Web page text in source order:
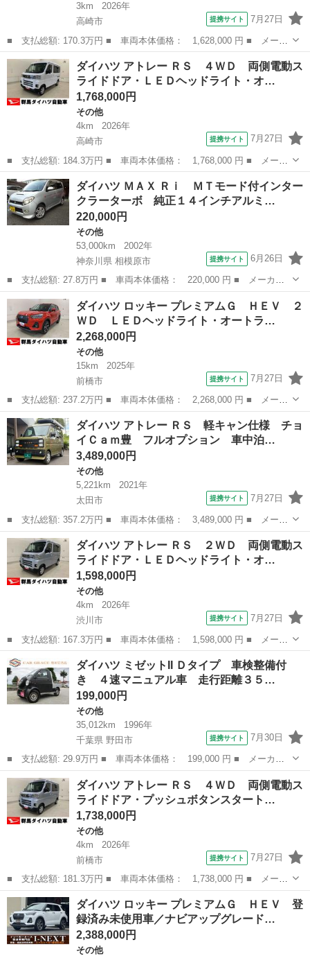
3km
2026年
高崎市
提携サイト 7月27日
■ 支払総額: 170.3万円 ■ 車両本体価格： 1,628,000 円 ■ メーカ
ー名： ダイハツ ■ 車種名： アトレー ■ グレード名： ＲＳ
２ＷＤ 両側電動スライドドア・ＬＥＤヘッドライト・オートライ
ト・オート...
群馬 高崎市 その他
ダイハツ アトレー ＲＳ ４ＷＤ 両側電動ス
ライドドア・ＬＥＤヘッドライト・オ…
1,768,000円
その他
4km
2026年
高崎市
提携サイト 7月27日
■ 支払総額: 184.3万円 ■ 車両本体価格： 1,768,000 円 ■ メーカ
ー名： ダイハツ ■ 車種名： アトレー ■ グレード名： ＲＳ
４ＷＤ 両側電動スライドドア・ＬＥＤヘッドライト・オートライ
ト・オート...
群馬 高崎市 その他
ダイハツ ＭＡＸ Ｒｉ ＭＴモード付インター
クラーターボ 純正１４インチアルミ…
220,000円
その他
53,000km
2002年
神奈川県 相模原市
提携サイト 6月26日
■ 支払総額: 27.8万円 ■ 車両本体価格： 220,000 円 ■ メーカー
名： ダイハツ ■ 車種名： ＭＡＸ ■ グレード名： Ｒｉ ＭＴ
モード付インタークラーターボ 純正１４インチアルミ カロッツエ
リアブルート...
神奈川 相模原市
ダイハツ ロッキー プレミアムＧ ＨＥＶ ２
ＷＤ ＬＥＤヘッドライト・オートラ…
2,268,000円
その他
15km
2025年
前橋市
提携サイト 7月27日
■ 支払総額: 237.2万円 ■ 車両本体価格： 2,268,000 円 ■ メーカ
ー名： ダイハツ ■ 車種名： ロッキー ■ グレード名： プレミ
アムＧ ＨＥＶ ２ＷＤ ＬＥＤヘッドライト・オートライト・オー
トマチッ...
群馬 前橋市 その他
ダイハツ アトレー ＲＳ 軽キャン仕様 チョ
イＣａｍ豊 フルオプション 車中泊…
3,489,000円
その他
5,221km
2021年
太田市
提携サイト 7月27日
■ 支払総額: 357.2万円 ■ 車両本体価格： 3,489,000 円 ■ メーカ
ー名： ダイハツ ■ 車種名： アトレー ■ グレード名： ＲＳ
軽キャン仕様 チョイＣａｍ豊 フルオプション 車中泊 サイドオ
ーニング...
群馬 太田市 その他
ダイハツ アトレー ＲＳ ２ＷＤ 両側電動ス
ライドドア・ＬＥＤヘッドライト・オ…
1,598,000円
その他
4km
2026年
渋川市
提携サイト 7月27日
■ 支払総額: 167.3万円 ■ 車両本体価格： 1,598,000 円 ■ メーカ
ー名： ダイハツ ■ 車種名： アトレー ■ グレード名： ＲＳ
２ＷＤ 両側電動スライドドア・ＬＥＤヘッドライト・オートライ
ト・オート...
群馬 その他
ダイハツ ミゼットII Ｄタイプ 車検整備付
き ４速マニュアル車 走行距離３５…
199,000円
その他
35,012km
1996年
千葉県 野田市
提携サイト 7月30日
■ 支払総額: 29.9万円 ■ 車両本体価格： 199,000 円 ■ メーカー
名： ダイハツ ■ 車種名： ミゼットII ■ グレード名： Ｄタイ
プ 車検整備付き ４速マニュアル車 走行距離３５０３０キロ マ
ットブラッ...
千葉 野田市 その他
ダイハツ アトレー ＲＳ ４ＷＤ 両側電動ス
ライドドア・プッシュボタンスタート…
1,738,000円
その他
4km
2026年
前橋市
提携サイト 7月27日
■ 支払総額: 181.3万円 ■ 車両本体価格： 1,738,000 円 ■ メーカ
ー名： ダイハツ ■ 車種名： アトレー ■ グレード名： ＲＳ
４ＷＤ 両側電動スライドドア・プッシュボタンスタート・アイドリ
ングスト...
群馬 前橋市 その他
ダイハツ ロッキー プレミアムＧ ＨＥＶ 登
録済み未使用車／ナビアップグレード…
2,388,000円
その他